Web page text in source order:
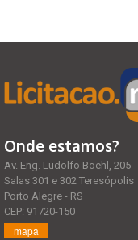
Onde estamos?
Av. Eng. Ludolfo Boehl, 205
Salas 301 e 302 Teresópolis
Porto Alegre - RS
CEP: 91720-150
mapa